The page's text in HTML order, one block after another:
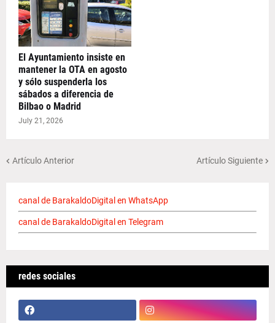
El Ayuntamiento insiste en
mantener la OTA en agosto
y sólo suspenderla los
sábados a diferencia de
Bilbao o Madrid
July 21, 2026
Artículo Anterior Artículo Siguiente
canal de BarakaldoDigital en WhatsApp
canal de BarakaldoDigital en Telegram
redes sociales